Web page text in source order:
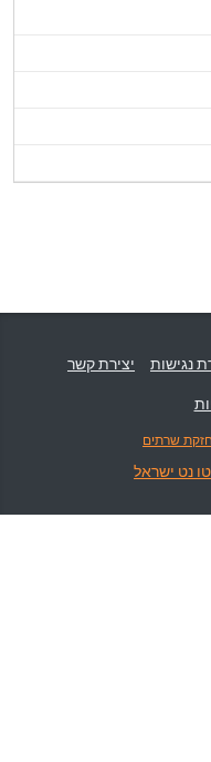
יצירת קשר
נט ישראל